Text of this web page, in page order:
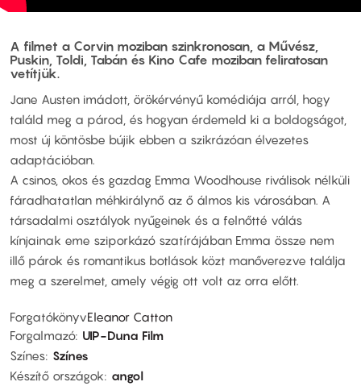
A filmet a Corvin moziban szinkronosan, a Művész,
Puskin, Toldi, Tabán és Kino Cafe moziban feliratosan
vetítjük.
Jane Austen imádott, örökérvényű komédiája arról, hogy
találd meg a párod, és hogyan érdemeld ki a boldogságot,
most új köntösbe bújik ebben a szikrázóan élvezetes
adaptációban.
A csinos, okos és gazdag Emma Woodhouse riválisok nélküli
fáradhatatlan méhkirálynő az ő álmos kis városában. A
társadalmi osztályok nyűgeinek és a felnőtté válás
kínjainak eme sziporkázó szatírájában Emma össze nem
illő párok és romantikus botlások közt manőverezve találja
meg a szerelmet, amely végig ott volt az orra előtt.
ForgatókönyvEleanor Catton
Forgalmazó UIP-Duna Film
Színes Színes
Készítő országok
angol